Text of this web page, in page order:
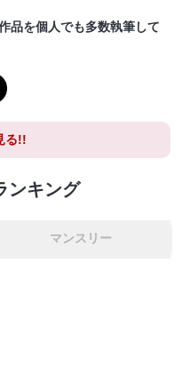
品を個人でも多数執筆して
る!!
ンキング
マンスリー